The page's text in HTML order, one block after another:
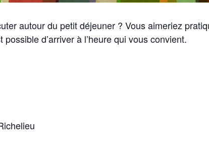
autour du petit déjeuner ? Vous aimeriez
d’arriver à l’heure qui vous convient.